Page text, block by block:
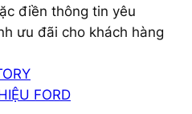
điền thông tin yêu
ưu đãi cho khách hàng
FORD